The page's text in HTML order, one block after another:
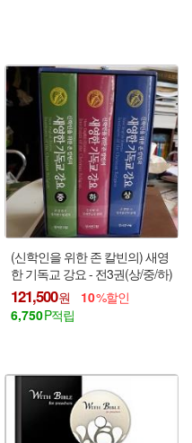
(신학인을 위한 존 칼빈의) 새영
한 기독교 강요 - 전3권(상/중/하)
121,500
10
6,750